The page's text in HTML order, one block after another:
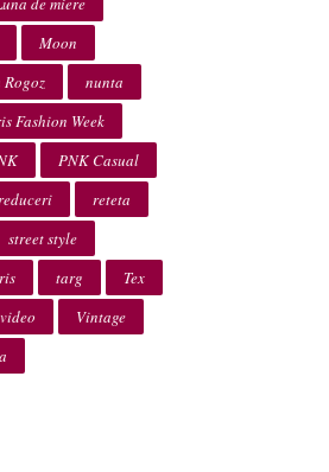
Moon
nunta
Fashion Week
PNK Casual
reteta
street style
targ
Tex
video
Vintage